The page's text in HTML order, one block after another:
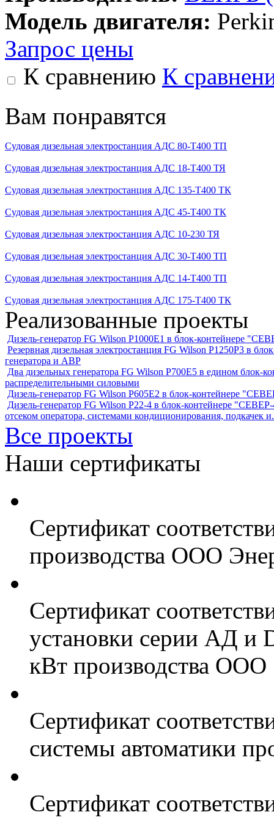
Модель двигателя:
Запрос цены
К сравнению К
Вам понравятся
Судовая дизельная электростанция АДС 80-Т400 ТП
Судовая дизельная электростанция АДС 18-Т400 ТЯ
Судовая дизельная электростанция АДС 135-Т400 ТК
Судовая дизельная электростанция АДС 45-Т400 ТК
Судовая дизельная электростанция АДС 10-230 ТЯ
Судовая дизельная электростанция АДС 30-Т400 ТП
Судовая дизельная электростанция АДС 14-Т400 ТП
Судовая дизельная электростанция АДС 175-Т400 ТК
Реализованные проекты
Дизель-генератор FG Wilson P1000E1 в блок-контейнере
Резервная дизельная электростанция FG Wilson P1250Р3 в
генератора и АВР
Два дизельных генератора FG Wilson P700E5 в едином
распределительными силовыми
Дизель-генератор FG Wilson P605Е2 в блок-контейнере
Дизель-генератор FG Wilson P22-4 в блок-контейнере
отсеком оператора, системами кондиционирования, подкачек
Все проекты
Наши сертификаты
Сертификат
производства ООО
Сертификат
установки серии АД и
кВт производства ООО
Сертификат
системы автоматики
Сертификат